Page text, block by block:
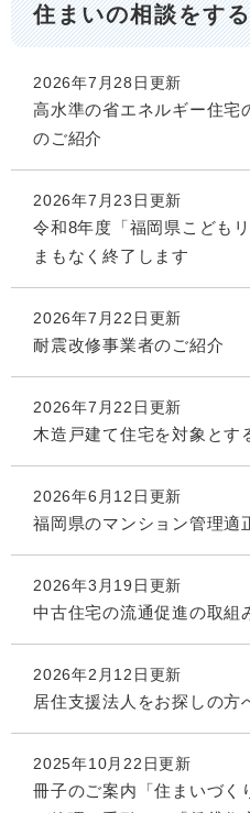
住まいの相談をする
2026年7月28日更新
高水準の省エネルギー住宅
のご紹介
2026年7月23日更新
令和8年度「福岡県こども
まもなく終了します
2026年7月22日更新
耐震改修事業者のご紹介
2026年7月22日更新
木造戸建て住宅を対象とす
2026年6月12日更新
福岡県のマンション管理適
2026年3月19日更新
中古住宅の流通促進の取組
2026年2月12日更新
居住支援法人をお探しの方
2025年10月22日更新
冊子のご案内「住まいづく